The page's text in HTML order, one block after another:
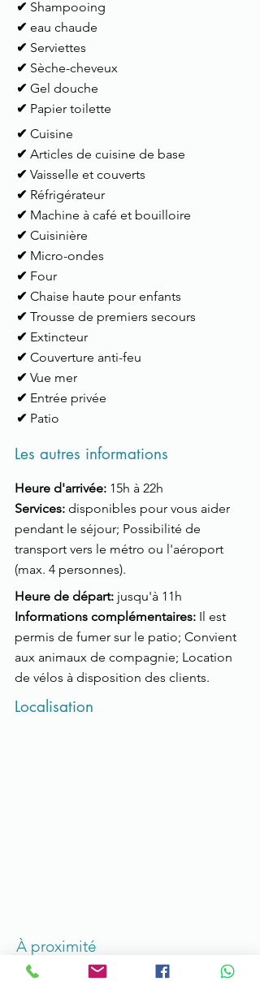
✔ Shampooing
✔ eau chaude
✔ Serviettes
✔ Sèche-cheveux
✔ Gel douche
✔ Papier toilette
✔ Cuisine
✔ Articles de cuisine de base
✔ Vaisselle et couverts
✔ Réfrigérateur
✔ Machine à café et bouilloire
✔ Cuisinière
✔ Micro-ondes
✔ Four
✔ Chaise haute pour enfants
✔ Trousse de premiers secours
✔ Extincteur
✔ Couverture anti-feu
✔ Vue mer
✔ Entrée privée
✔ Patio
Les autres informations
Heure d'arrivée: 15h à 22h
Services: disponibles pour vous aider
pendant le séjour; Possibilité de
transport vers le métro ou l'aéroport
(max. 4 personnes).
Heure de départ: jusqu'à 11h
Informations complémentaires: Il est
permis de fumer sur le patio; Convient
aux animaux de compagnie; Location
de vélos à disposition des clients.
Localisation
À proximité